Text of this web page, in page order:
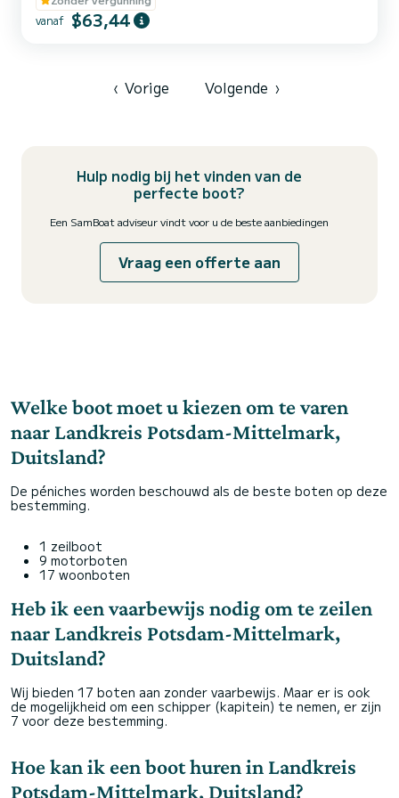
aan de achtersteven. Ook is de boot voorzien van een
verlichtingsunit, zodat niets u in de weg staat om de
vanaf $63,44
‹ Vorige Volgende ›
Hulp nodig bij het vinden van de
perfecte boot?
Een SamBoat adviseur vindt voor u de beste aanbiedingen
Vraag een offerte aan
Welke boot moet u kiezen om te varen
naar Landkreis Potsdam-Mittelmark,
Duitsland?
De péniches worden beschouwd als de beste boten op deze
bestemming.
1 zeilboot
9 motorboten
17 woonboten
Heb ik een vaarbewijs nodig om te zeilen
naar Landkreis Potsdam-Mittelmark,
Duitsland?
Wij bieden 17 boten aan zonder vaarbewijs. Maar er is ook
de mogelijkheid om een schipper (kapitein) te nemen, er zijn
7 voor deze bestemming.
Hoe kan ik een boot huren in Landkreis
Potsdam-Mittelmark, Duitsland?